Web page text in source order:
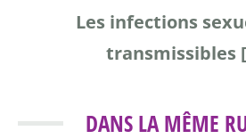
Les infections
transmissibles
DANS LA MÊME